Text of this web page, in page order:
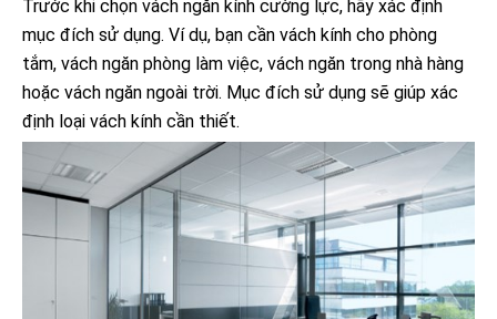
Trước khi chọn vách ngăn kính cường lực, hãy xác định
mục đích sử dụng. Ví dụ, bạn cần vách kính cho phòng
tắm, vách ngăn phòng làm việc, vách ngăn trong nhà hàng
hoặc vách ngăn ngoài trời. Mục đích sử dụng sẽ giúp xác
định loại vách kính cần thiết.